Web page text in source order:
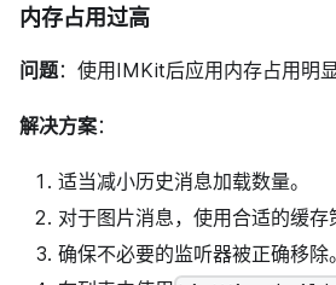
内存占用过高
问题：使用IMKit后应用内存占用明显
解决方案：
适当减小历史消息加载数量。
对于图片消息，使用合适的缓存
确保不必要的监听器被正确移除。